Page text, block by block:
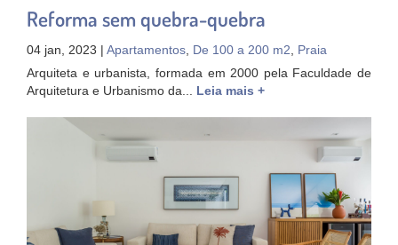
Reforma sem quebra-quebra
04 jan, 2023 | Apartamentos, De 100 a 200 m2, Praia
Arquiteta e urbanista, formada em 2000 pela Faculdade de
Arquitetura e Urbanismo da...
Leia mais +